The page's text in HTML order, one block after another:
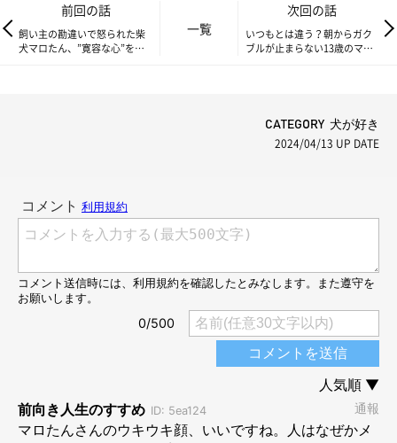
前回の話
飼い主の勘違いで怒られた柴
犬マロたん、”寛容な心”を見
一覧
次回の話
いつもとは違う？朝からガク
ブルが止まらない13歳のマロ
CATEGORY 犬が好き
2024/04/13 UP DATE